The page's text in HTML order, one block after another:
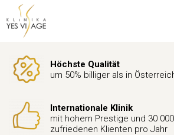
Höchste Qualität
um 50% billiger als in
Internationale Klinik
mit hohem Prestige und 30 000
zufriedenen Klienten pro Jahr